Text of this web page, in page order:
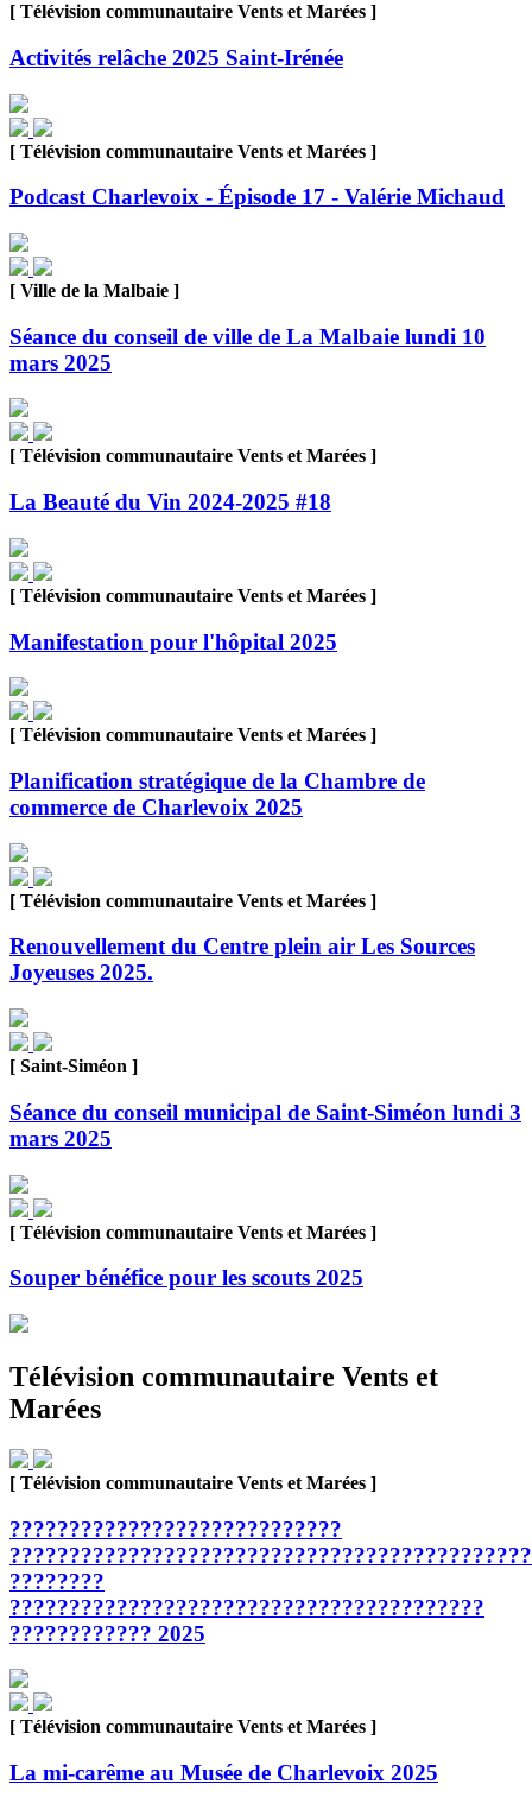
[ Télévision communautaire Vents et Marées ]
Activités relâche 2025 Saint-Irénée
[ Télévision communautaire Vents et Marées ]
Podcast Charlevoix - Épisode 17 - Valérie Michaud
[ Ville de la Malbaie ]
Séance du conseil de ville de La Malbaie lundi 10
mars 2025
[ Télévision communautaire Vents et Marées ]
La Beauté du Vin 2024-2025 #18
[ Télévision communautaire Vents et Marées ]
Manifestation pour l'hôpital 2025
[ Télévision communautaire Vents et Marées ]
Planification stratégique de la Chambre de
commerce de Charlevoix 2025
[ Télévision communautaire Vents et Marées ]
Renouvellement du Centre plein air Les Sources
Joyeuses 2025.
[ Saint-Siméon ]
Séance du conseil municipal de Saint-Siméon lundi 3
mars 2025
[ Télévision communautaire Vents et Marées ]
Souper bénéfice pour les scouts 2025
Télévision communautaire Vents et
Marées
[ Télévision communautaire Vents et Marées ]
????????????????????????????
????????
????????????????????????????????????????
???????????? 2025
[ Télévision communautaire Vents et Marées ]
La mi-carême au Musée de Charlevoix 2025